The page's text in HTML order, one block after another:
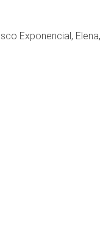
Exponencial,